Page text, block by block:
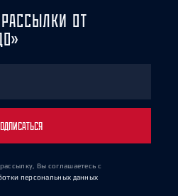
ОТ
Вы соглашаетесь с
персональных данных